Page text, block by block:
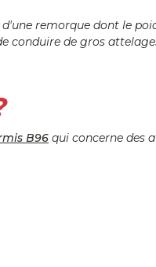
remorque dont le
conduire de gros
B96 qui concerne des